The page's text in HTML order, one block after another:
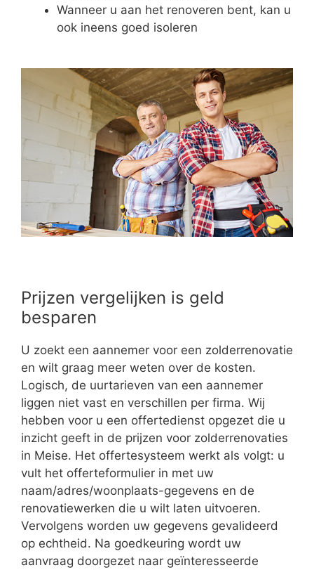
Wanneer u aan het renoveren bent, kan u
ook ineens goed isoleren
Prijzen vergelijken is geld
besparen
U zoekt een aannemer voor een zolderrenovatie
en wilt graag meer weten over de kosten.
Logisch, de uurtarieven van een aannemer
liggen niet vast en verschillen per firma. Wij
hebben voor u een offertedienst opgezet die u
inzicht geeft in de prijzen voor zolderrenovaties
in Meise. Het offertesysteem werkt als volgt: u
vult het offerteformulier in met uw
naam/adres/woonplaats-gegevens en de
renovatiewerken die u wilt laten uitvoeren.
Vervolgens worden uw gegevens gevalideerd
op echtheid. Na goedkeuring wordt uw
aanvraag doorgezet naar geïnteresseerde